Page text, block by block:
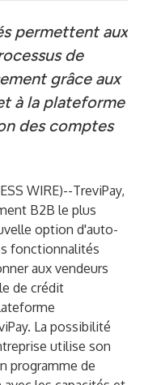
permettent aux
de
grâce aux
à la plateforme
des comptes
WIRE)--TreviPay,
B2B le plus
option d'auto-
fonctionnalités
aux vendeurs
de crédit
La possibilité
utilise son
programme de